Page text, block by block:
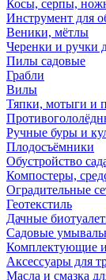
Косы, серпы,
Инструмент для
Веники, мётлы
Черенки и ручки
Пилы садовые
Грабли
Вилы
Тяпки, мотыги и
Ручные буры и
Плодосъёмники
Обустройство
Компостеры,
Оградительные
Геотекстиль
Дачные
Садовые
Комплектующие и
Аксессуары для
Масла и смазка